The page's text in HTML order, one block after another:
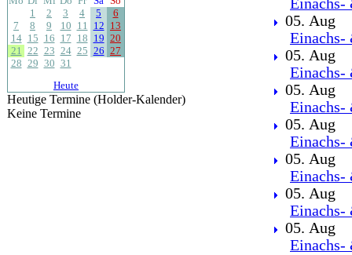
1
2 3 4 5
6
7
8 9 10 11 12 13
14 15 16 17 18 19 20
21 22 23 24 25 26 27
28 29 30 31
Heute
Heutige Termine (Holder-Kalender)
Keine Termine
Einachs-
05. Aug
Einachs-
05. Aug
Einachs-
05. Aug
Einachs-
05. Aug
Einachs-
05. Aug
Einachs-
05. Aug
Einachs-
05. Aug
Einachs-